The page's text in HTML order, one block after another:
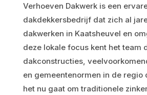
Verhoeven Dakwerk is een
dakdekkersbedrijf dat zich al
dakwerken in Kaatsheuvel en
deze lokale focus kent het team
dakconstructies,
en gemeentenormen in de regio
het nu gaat om traditionele